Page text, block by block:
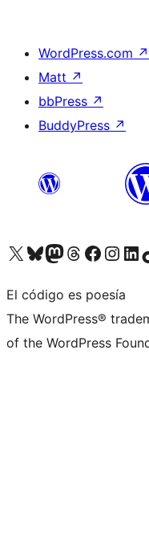
WordPress.com ↗
Matt ↗
bbPress ↗
BuddyPress ↗
Visita nuestra cuenta de X (anteriormente Twitter)
Visita nuestra cuenta de Bluesky
Visita nuestra cuenta de Mastodon
Visita nuestra cuenta de Threads
Visita nuestra página
Visita nuestra
Visita
El código es poesía
The WordPress®
of the WordPress